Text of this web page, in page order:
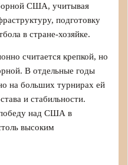
США, учитывая
подготовку
в стране-хозяйке.
считается крепкой, но
В отдельные годы
на больших турнирах ей
и стабильности.
над США в
высоким